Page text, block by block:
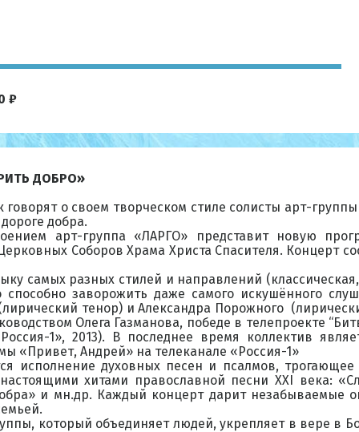
₽
ДОБРО»
о своем творческом стиле солисты арт-
добра.
арт-группа «ЛАРГО» представит новую
Соборов Храма Христа Спасителя. Концерт
самых разных стилей и направлений
способно заворожить даже самого искушённого
тенор) и Александра Порожного
Олега Газманова, победе в телепроекте
1», 2013). В последнее время коллектив
«Привет, Андрей» на телеканале «Россия-1»
исполнение духовных песен и псалмов,
хитами православной песни XXI века:
и мн.др. Каждый концерт дарит
который объединяет людей, укрепляет в вере в